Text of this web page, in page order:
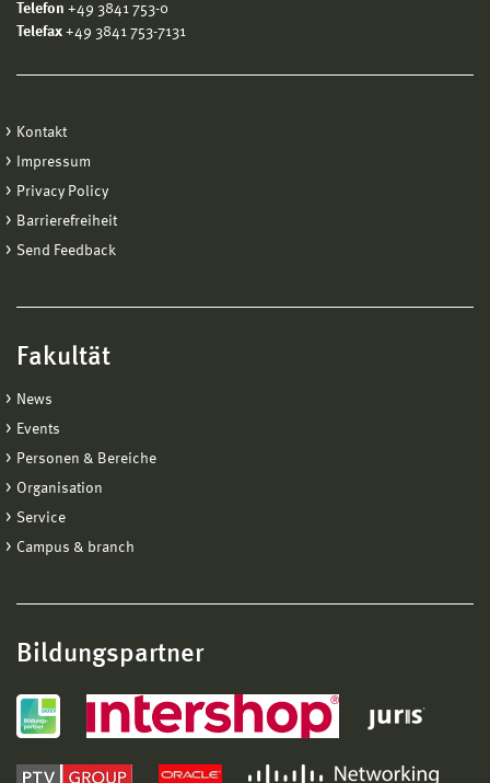
Telefon +49 3841 753-0
Telefax +49 3841 753-7131
Kontakt
Impressum
Privacy Policy
Barrierefreiheit
Send Feedback
Fakultät
News
Events
Personen & Bereiche
Organisation
Service
Campus & branch
Bildungspartner